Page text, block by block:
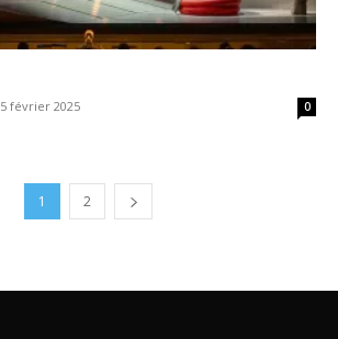
5 février 2025 0
1 2